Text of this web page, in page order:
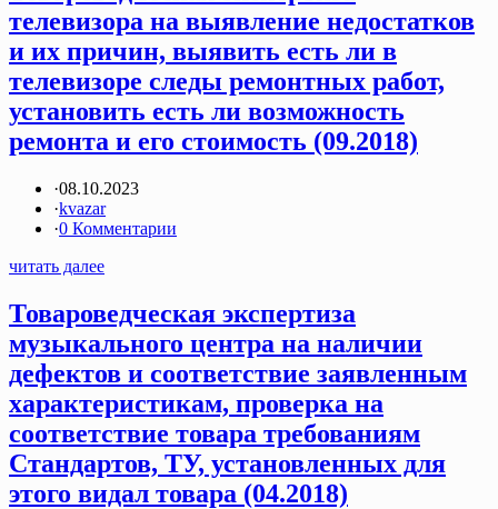
телевизора на выявление недостатков
и их причин, выявить есть ли в
телевизоре следы ремонтных работ,
установить есть ли возможность
ремонта и его стоимость (09.2018)
·08.10.2023
·kvazar
·0 Комментарии
читать далее
Товароведческая экспертиза
музыкального центра на наличии
дефектов и соответствие заявленным
характеристикам, проверка на
соответствие товара требованиям
Стандартов, ТУ, установленных для
этого видал товара (04.2018)